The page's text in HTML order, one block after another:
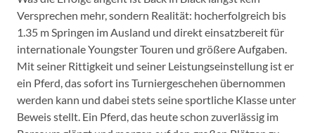
Versprechen mehr, sondern Realität: hocherfolgreich bis
1.35 m Springen im Ausland und direkt einsatzbereit für
internationale Youngster Touren und größere Aufgaben.
Mit seiner Rittigkeit und seiner Leistungseinstellung ist er
ein Pferd, das sofort ins Turniergeschehen übernommen
werden kann und dabei stets seine sportliche Klasse unter
Beweis stellt. Ein Pferd, das heute schon zuverlässig im